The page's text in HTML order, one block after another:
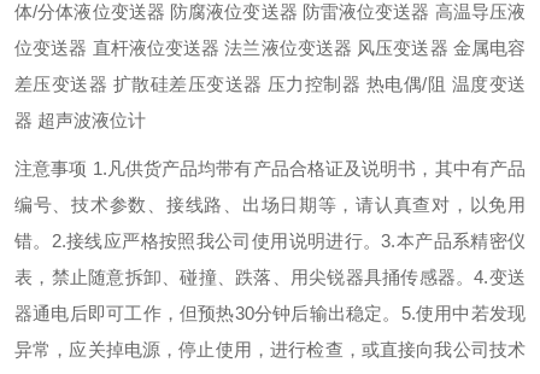
体/分体液位变送器 防腐液位变送器 防雷液位变送器 高温导压液
位变送器 直杆液位变送器 法兰液位变送器 风压变送器 金属电容
差压变送器 扩散硅差压变送器 压力控制器 热电偶/阻 温度变送
器 超声波液位计
注意事项 1.凡供货产品均带有产品合格证及说明书，其中有产品
编号、技术参数、接线路、出场日期等，请认真查对，以免用
错。2.接线应严格按照我公司使用说明进行。3.本产品系精密仪
表，禁止随意拆卸、碰撞、跌落、用尖锐器具捅传感器。4.变送
器通电后即可工作，但预热30分钟后输出稳定。5.使用中若发现
异常，应关掉电源，停止使用，进行检查，或直接向我公司技术